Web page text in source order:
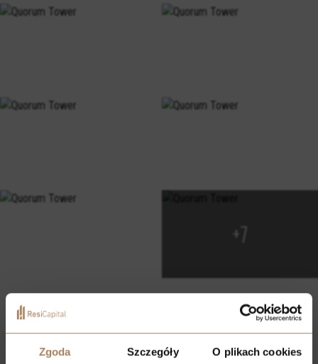
Zgoda Szczegóły O plikach cookies
+7
Lokalizacja